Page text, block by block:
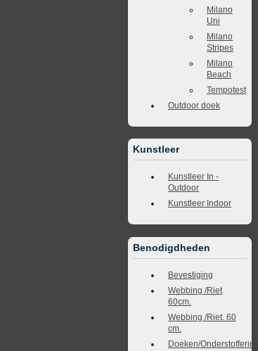
Milano
Uni
Milano
Stripes
Milano
Beach
Tempotest
Outdoor doek
Kunstleer
Kunstleer In -
Outdoor
Kunstleer Indoor
Benodigdheden
Bevestiging
Webbing /Riet
60cm.
Webbing /Riet. 60
cm.
Doeken/Onderstoffering